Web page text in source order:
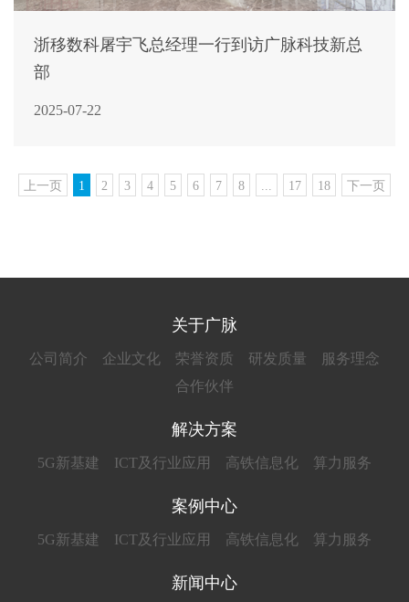
浙移数科屠宇飞总经理一行到访广脉科技新总
部
2025-07-22
上一页 1 2 3 4 5 6 7 8 ... 17 18 下一页
关于广脉
公司简介 企业文化 荣誉资质 研发质量
服务理念
合作伙伴
解决方案
5G新基建 ICT及行业应用 高铁信息化 算力服务
案例中心
5G新基建 ICT及行业应用 高铁信息化 算力服务
新闻中心